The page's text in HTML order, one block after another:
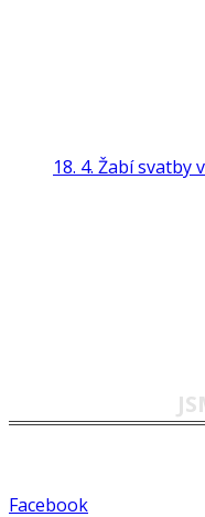
18. 4. Žabí svatby
Facebook